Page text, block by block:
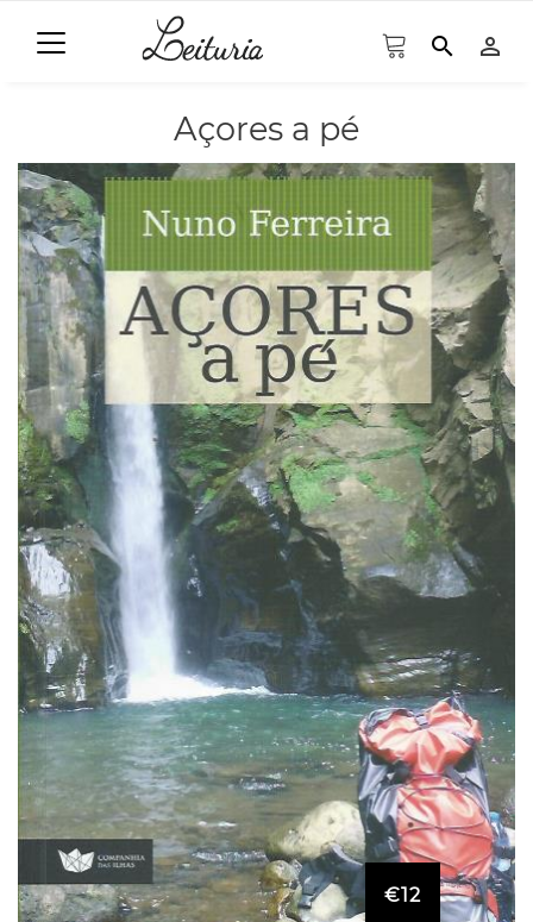
search person_outline
Açores a pé
€12